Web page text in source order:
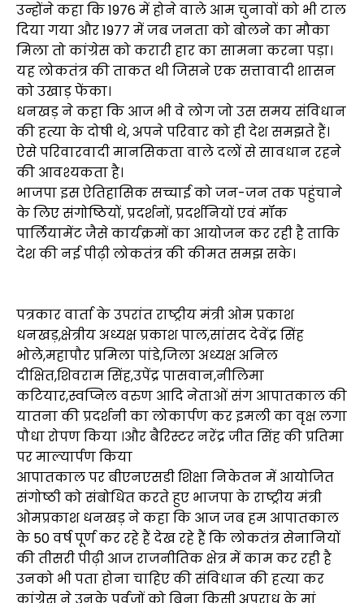
उन्होंने कहा कि 1976 में होने वाले आम चुनावों को भी टाल
दिया गया और 1977 में जब जनता को बोलने का मौका
मिला तो कांग्रेस को करारी हार का सामना करना पड़ा।
यह लोकतंत्र की ताकत थी जिसने एक सत्तावादी शासन
को उखाड़ फेंका।
धनखड़ ने कहा कि आज भी वे लोग जो उस समय संविधान
की हत्या के दोषी थे, अपने परिवार को ही देश समझते हैं।
ऐसे परिवारवादी मानसिकता वाले दलों से सावधान रहने
की आवश्यकता है।
भाजपा इस ऐतिहासिक सच्चाई को जन-जन तक पहुंचाने
के लिए संगोष्ठियों, प्रदर्शनों, प्रदर्शनियों एवं मॉक
पार्लियामेंट जैसे कार्यक्रमों का आयोजन कर रही है ताकि
देश की नई पीढ़ी लोकतंत्र की कीमत समझ सके।
पत्रकार वार्ता के उपरांत राष्ट्रीय मंत्री ओम प्रकाश
धनखड़,क्षेत्रीय अध्यक्ष प्रकाश पाल,सांसद देवेंद्र सिंह
भोले,महापौर प्रमिला पांडे,जिला अध्यक्ष अनिल
दीक्षित,शिवराम सिंह,उपेंद्र पासवान,नीलिमा
कटियार,स्वप्निल वरुण आदि नेताओं संग आपातकाल की
यातना की प्रदर्शनी का लोकार्पण कर इमली का वृक्ष लगा
पौधा रोपण किया ।और बैरिस्टर नरेंद्र जीत सिंह की प्रतिमा
पर माल्यार्पण किया
आपातकाल पर बीएनएसडी शिक्षा निकेतन में आयोजित
संगोष्ठी को संबोधित करते हुए भाजपा के राष्ट्रीय मंत्री
ओमप्रकाश धनखड़ ने कहा कि आज जब हम आपातकाल
के 50 वर्ष पूर्ण कर रहे हैं देख रहे हैं कि लोकतंत्र सेनानियों
की तीसरी पीढ़ी आज राजनीतिक क्षेत्र में काम कर रही है
उनको भी पता होना चाहिए की संविधान की हत्या कर